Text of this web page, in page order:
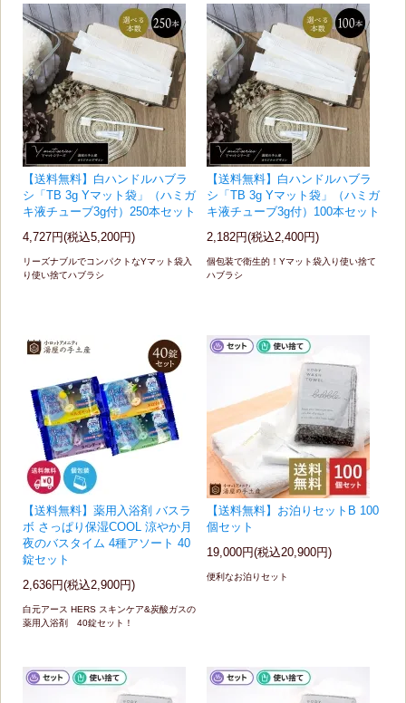
【送料無料】白ハンドルハブラ
シ「TB 3g Yマット袋」（ハミガ
キ液チューブ3g付）250本セット
4,727円(税込5,200円)
リーズナブルでコンパクトなYマット袋入
り使い捨てハブラシ
【送料無料】白ハンドルハブラ
シ「TB 3g Yマット袋」（ハミガ
キ液チューブ3g付）100本セット
2,182円(税込2,400円)
個包装で衛生的！Yマット袋入り使い捨て
ハブラシ
【送料無料】薬用入浴剤 バスラ
ボ さっぱり保湿COOL 涼やか月
夜のバスタイム 4種アソート 40
錠セット
2,636円(税込2,900円)
白元アース HERS スキンケア&炭酸ガスの
薬用入浴剤 40錠セット！
【送料無料】お泊りセットB 100
個セット
19,000円(税込20,900円)
便利なお泊りセット